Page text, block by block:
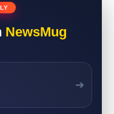
NewsMug
➔